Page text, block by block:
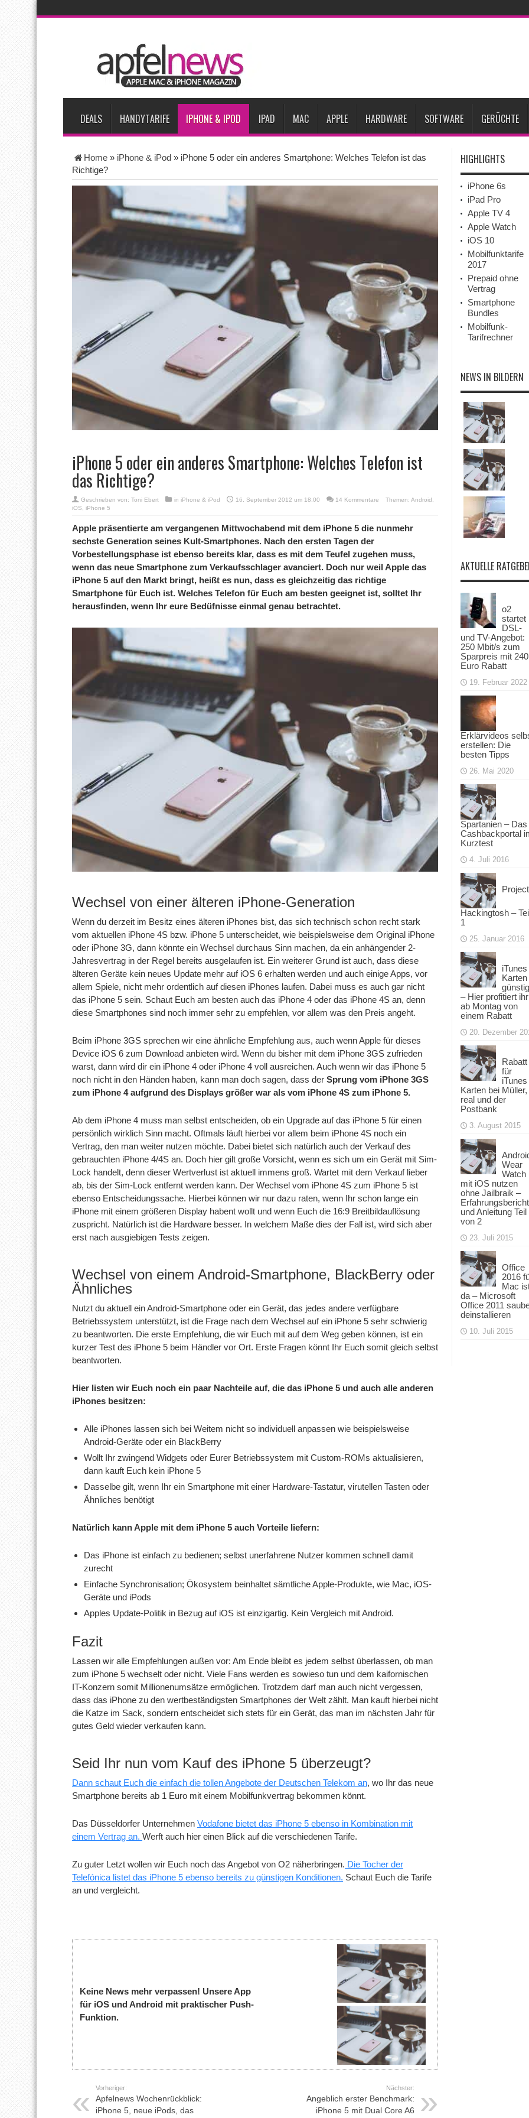
Apple beherrscht 65 Prozent des globalen Premium-Smartphone-Marktes
iPhone 18 Pro zum Marktstart möglicherweise nur begrenzt verfügbar
iPhone Ultra lässt Verkauf faltbarer Smartphones 2026 um 20 Prozent steigen
iPhone 18 Pro: Diese 3 großen Upgrades bringt das Top-Modell Apples Smartbrille könnte das nächste große Gesundheits-Gadget werden
DEALS HANDYTARIFE IPHONE & IPOD IPAD MAC APPLE HARDWARE SOFTWARE GERÜCHTE
Home » iPhone & iPod » iPhone 5 oder ein anderes Smartphone: Welches Telefon ist das
Richtige?
iPhone 5 oder ein anderes Smartphone: Welches Telefon ist
das Richtige?
Geschrieben von: Toni Ebert in iPhone & iPod 16. September 2012 um 18:00 14 Kommentare Themen: Android
iOS
iPhone 5
Apple präsentierte am vergangenen Mittwochabend mit dem iPhone 5 die nunmehr
sechste Generation seines Kult-Smartphones. Nach den ersten Tagen der
Vorbestellungsphase ist ebenso bereits klar, dass es mit dem Teufel zugehen muss,
wenn das neue Smartphone zum Verkaufsschlager avanciert. Doch nur weil Apple das
iPhone 5 auf den Markt bringt, heißt es nun, dass es gleichzeitig das richtige
Smartphone für Euch ist. Welches Telefon für Euch am besten geeignet ist, solltet Ihr
herausfinden, wenn Ihr eure Bedüfnisse einmal genau betrachtet.
Wechsel von einer älteren iPhone-Generation
Wenn du derzeit im Besitz eines älteren iPhones bist, das sich technisch schon recht stark
vom aktuellen iPhone 4S bzw. iPhone 5 unterscheidet, wie beispielsweise dem Original iPhone
oder iPhone 3G, dann könnte ein Wechsel durchaus Sinn machen, da ein anhängender 2-
Jahresvertrag in der Regel bereits ausgelaufen ist. Ein weiterer Grund ist auch, dass diese
älteren Geräte kein neues Update mehr auf iOS 6 erhalten werden und auch einige Apps, vor
allem Spiele, nicht mehr ordentlich auf diesen iPhones laufen. Dabei muss es auch gar nicht
das iPhone 5 sein. Schaut Euch am besten auch das iPhone 4 oder das iPhone 4S an, denn
diese Smartphones sind noch immer sehr zu empfehlen, vor allem was den Preis angeht.
Beim iPhone 3GS sprechen wir eine ähnliche Empfehlung aus, auch wenn Apple für dieses
Device iOS 6 zum Download anbieten wird. Wenn du bisher mit dem iPhone 3GS zufrieden
warst, dann wird dir ein iPhone 4 oder iPhone 4 voll ausreichen. Auch wenn wir das iPhone 5
noch nicht in den Händen haben, kann man doch sagen, dass der Sprung vom iPhone 3GS
zum iPhone 4 aufgrund des Displays größer war als vom iPhone 4S zum iPhone 5.
Ab dem iPhone 4 muss man selbst entscheiden, ob ein Upgrade auf das iPhone 5 für einen
persönlich wirklich Sinn macht. Oftmals läuft hierbei vor allem beim iPhone 4S noch ein
Vertrag, den man weiter nutzen möchte. Dabei bietet sich natürlich auch der Verkauf des
gebrauchten iPhone 4/4S an. Doch hier gilt große Vorsicht, wenn es sich um ein Gerät mit Sim-
Lock handelt, denn dieser Wertverlust ist aktuell immens groß. Wartet mit dem Verkauf lieber
ab, bis der Sim-Lock entfernt werden kann. Der Wechsel vom iPhone 4S zum iPhone 5 ist
ebenso Entscheidungssache. Hierbei können wir nur dazu raten, wenn Ihr schon lange ein
iPhone mit einem größeren Display habent wollt und wenn Euch die 16:9 Breitbildauflösung
zuspricht. Natürlich ist die Hardware besser. In welchem Maße dies der Fall ist, wird sich aber
erst nach ausgiebigen Tests zeigen.
Wechsel von einem Android-Smartphone, BlackBerry oder
Ähnliches
Nutzt du aktuell ein Android-Smartphone oder ein Gerät, das jedes andere verfügbare
Betriebssystem unterstützt, ist die Frage nach dem Wechsel auf ein iPhone 5 sehr schwierig
zu beantworten. Die erste Empfehlung, die wir Euch mit auf dem Weg geben können, ist ein
kurzer Test des iPhone 5 beim Händler vor Ort. Erste Fragen könnt Ihr Euch somit gleich selbst
beantworten.
Hier listen wir Euch noch ein paar Nachteile auf, die das iPhone 5 und auch alle anderen
iPhones besitzen:
Alle iPhones lassen sich bei Weitem nicht so individuell anpassen wie beispielsweise
Android-Geräte oder ein BlackBerry
Wollt Ihr zwingend Widgets oder Eurer Betriebssystem mit Custom-ROMs aktualisieren,
dann kauft Euch kein iPhone 5
Dasselbe gilt, wenn Ihr ein Smartphone mit einer Hardware-Tastatur, virutellen Tasten oder
Ähnliches benötigt
Natürlich kann Apple mit dem iPhone 5 auch Vorteile liefern:
Das iPhone ist einfach zu bedienen; selbst unerfahrene Nutzer kommen schnell damit
zurecht
Einfache Synchronisation; Ökosystem beinhaltet sämtliche Apple-Produkte, wie Mac, iOS-
Geräte und iPods
Apples Update-Politik in Bezug auf iOS ist einzigartig. Kein Vergleich mit Android.
Fazit
Lassen wir alle Empfehlungen außen vor: Am Ende bleibt es jedem selbst überlassen, ob man
zum iPhone 5 wechselt oder nicht. Viele Fans werden es sowieso tun und dem kaifornischen
IT-Konzern somit Millionenumsätze ermöglichen. Trotzdem darf man auch nicht vergessen,
dass das iPhone zu den wertbeständigsten Smartphones der Welt zählt. Man kauft hierbei nicht
die Katze im Sack, sondern entscheidet sich stets für ein Gerät, das man im nächsten Jahr für
gutes Geld wieder verkaufen kann.
Seid Ihr nun vom Kauf des iPhone 5 überzeugt?
Dann schaut Euch die einfach die tollen Angebote der Deutschen Telekom an, wo Ihr das neue
Smartphone bereits ab 1 Euro mit einem Mobilfunkvertrag bekommen könnt.
Das Düsseldorfer Unternehmen Vodafone bietet das iPhone 5 ebenso in Kombination mit
einem Vertrag an. Werft auch hier einen Blick auf die verschiedenen Tarife.
Zu guter Letzt wollen wir Euch noch das Angebot von O2 näherbringen. Die Tocher der
Telefónica listet das iPhone 5 ebenso bereits zu günstigen Konditionen. Schaut Euch die Tarife
an und vergleicht.
Keine News mehr verpassen! Unsere App
für iOS und Android mit praktischer Push-
Funktion.
Vorheriger:
Apfelnews Wochenrückblick:
iPhone 5, neue iPods, das
Nächster:
Angeblich erster Benchmark:
iPhone 5 mit Dual Core A6
HIGHLIGHTS
iPhone 6s
iPad Pro
Apple TV 4
Apple Watch
iOS 10
Mobilfunktarife
2017
Prepaid ohne
Vertrag
Smartphone
Bundles
Mobilfunk-
Tarifrechner
NEWS IN BILDERN
AKTUELLE
o2
startet
DSL-
und TV-Angebot:
250 Mbit/s zum
Sparpreis mit 240
Euro Rabatt
19. Februar 2022
Erklärvideos
erstellen: Die
besten Tipps
26. Mai 2020
Spartanien – Das
Cashbackportal
Kurztest
4. Juli 2016
Project
Hackingtosh –
1
25. Januar 2016
iTunes
Karten
– Hier profitiert ihr
ab Montag von
einem Rabatt
20. Dezember
Rabatt
für
iTunes
Karten bei Müller,
real und der
Postbank
3. August 2015
Wear
Watch
mit iOS nutzen
ohne Jailbraik –
Erfahrungsbericht
und Anleitung Teil
von 2
23. Juli 2015
Office
2016
Mac
da – Microsoft
Office 2011
deinstallieren
10. Juli 2015